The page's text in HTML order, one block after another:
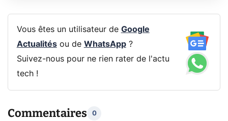
Vous êtes un utilisateur de Google
Actualitésou de WhatsApp?
Suivez-nous pour ne rien rater de l'actu
tech !
Commentaires 0